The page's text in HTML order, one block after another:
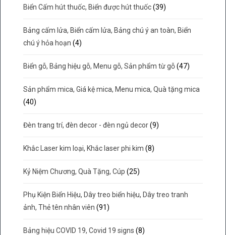
Biển Cấm hút thuốc, Biển được hút thuốc (39)
Bảng cấm lửa, Biển cấm lửa, Bảng chú ý an toàn, Biển
chú ý hỏa hoạn (4)
Biển gỗ, Bảng hiệu gỗ, Menu gỗ, Sản phẩm từ gỗ (47)
Sản phẩm mica, Giá kệ mica, Menu mica, Quà tặng mica
(40)
Đèn trang trí, đèn decor - đèn ngủ decor (9)
Khắc Laser kim loại, Khắc laser phi kim (8)
Kỷ Niệm Chương, Quà Tặng, Cúp (25)
Phụ Kiện Biển Hiệu, Dây treo biển hiệu, Dây treo tranh
ảnh, Thẻ tên nhân viên (91)
Bảng hiệu COVID 19, Covid 19 signs (8)